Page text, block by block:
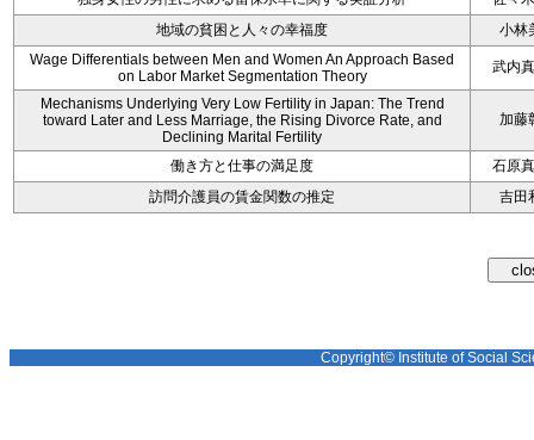
地域の貧困と人々の幸福度
小林
Wage Differentials between Men and Women An Approach Based
on Labor Market Segmentation Theory
武内
Mechanisms Underlying Very Low Fertility in Japan: The Trend
toward Later and Less Marriage, the Rising Divorce Rate, and
Declining Marital Fertility
加藤
働き方と仕事の満足度
石原
訪問介護員の賃金関数の推定
吉田
Copyright© Institute of Social